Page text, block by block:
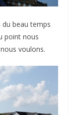
beau temps
point nous
voulons.